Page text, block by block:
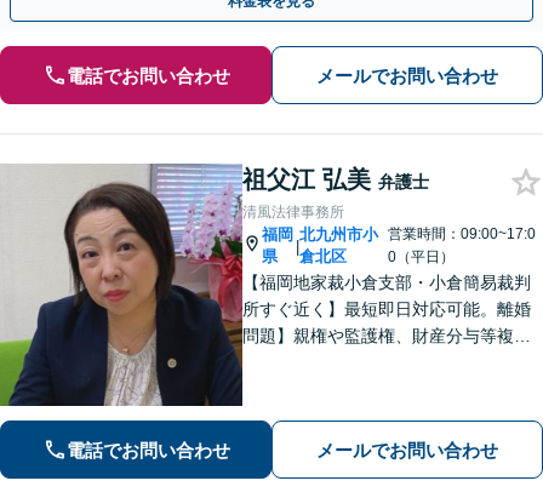
電話でお問い合わせ メールでお問い合わせ
祖父江 弘美 弁護士
清風法律事務所
福岡
県
|
北九州市小
倉北区
営業時間：09:00~17:0
0（平日）
【福岡地家裁小倉支部・小倉簡易裁判
所すぐ近く】最短即日対応可能。離婚
問題】親権や監護権、財産分与等複雑
力と交渉力を強みに円満な相続へ。
電話でお問い合わせ メールでお問い合わせ